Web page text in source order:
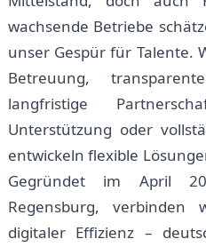
wachsende Betriebe
unser Gespür für Talente.
Betreuung,
langfristige
Unterstützung oder
entwickeln flexible
Gegründet im April
Regensburg,
digitaler Effizienz –